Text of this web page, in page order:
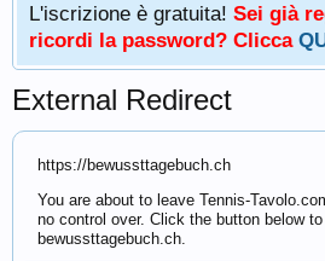
L'iscrizione è gratuita! Sei già
ricordi la password? Clicca
External Redirect
https://bewussttagebuch.ch
You are about to leave Tennis-
no control over. Click the button below
bewussttagebuch.ch.